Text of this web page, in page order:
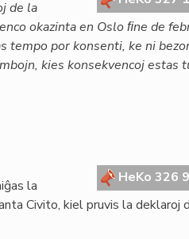
de la
okazinta en Oslo ﬁne de
tempo por konsenti, ke ni
kies konsekvencoj estas
HeKo 326
la
Civito, kiel pruvis la deklaroj